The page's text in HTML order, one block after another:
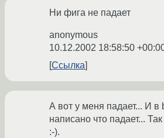
Ни фига не падает
anonymous
10.12.2002 18:58:50
Ссылка
А вот у меня падает... И в
написано что падает...
:-).